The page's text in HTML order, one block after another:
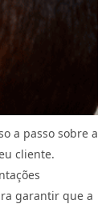
a passo sobre a
cliente.
garantir que a